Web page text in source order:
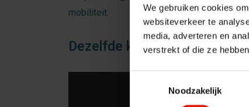
We gebruiken cookies
websiteverkeer te
media, adverteren en
verstrekt of die ze
Noodzakelijk
mobiliteit.
Dezelfde kwaliteit, meer